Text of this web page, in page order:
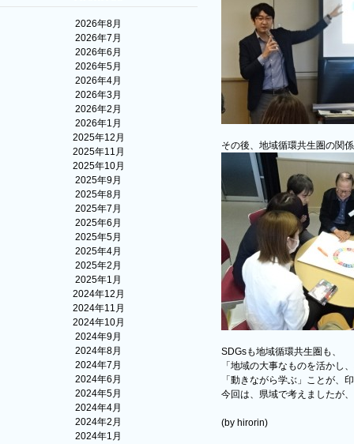
2026年8月
2026年7月
2026年6月
2026年5月
2026年4月
2026年3月
2026年2月
2026年1月
2025年12月
2025年11月
2025年10月
2025年9月
2025年8月
2025年7月
2025年6月
2025年5月
2025年4月
2025年2月
2025年1月
2024年12月
2024年11月
2024年10月
2024年9月
2024年8月
2024年7月
2024年6月
2024年5月
2024年4月
2024年2月
2024年1月
その後、地域循環共生圏の関
SDGsも地域循環共生圏も、
「地域の大事なものを活かし
「動きながら学ぶ」ことが、
今回は、県域で考えましたが
(by hirorin)